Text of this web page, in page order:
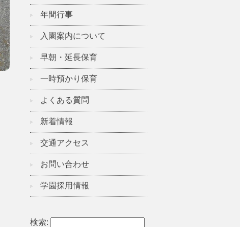
年間行事
入園案内について
早朝・延長保育
一時預かり保育
よくある質問
新着情報
交通アクセス
お問い合わせ
学園採用情報
検索: